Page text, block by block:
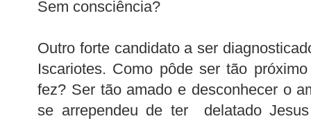
Sem consciência?
Outro forte candidato a ser
Iscariotes. Como pôde ser tão
fez? Ser tão amado e desconhecer o
se arrependeu de ter delatado